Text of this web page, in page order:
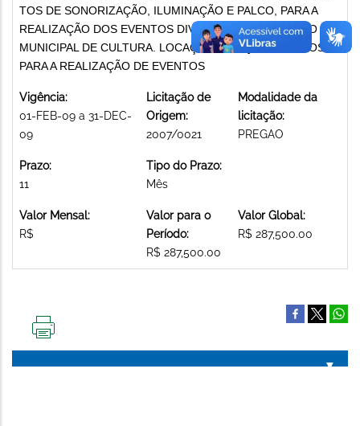
TOS DE SONORIZAÇÃO, ILUMINAÇÃO E PALCO, PARA A
REALIZAÇÃO DOS EVENTOS DIVERSOS DA FUNDAÇÃO
MUNICIPAL DE CULTURA. LOCAÇÃO DE EQUIPAMENTOS
PARA A REALIZAÇÃO DE EVENTOS
Vigência:
01-FEB-09 a 31-DEC-
09
Licitação de
Origem:
2007/0021
Modalidade da
licitação:
PREGAO
Prazo:
11
Tipo do Prazo:
Mês
Valor Mensal:
R$
Valor para o
Período:
R$ 287,500.00
Valor Global:
R$ 287,500.00
PÁGINA